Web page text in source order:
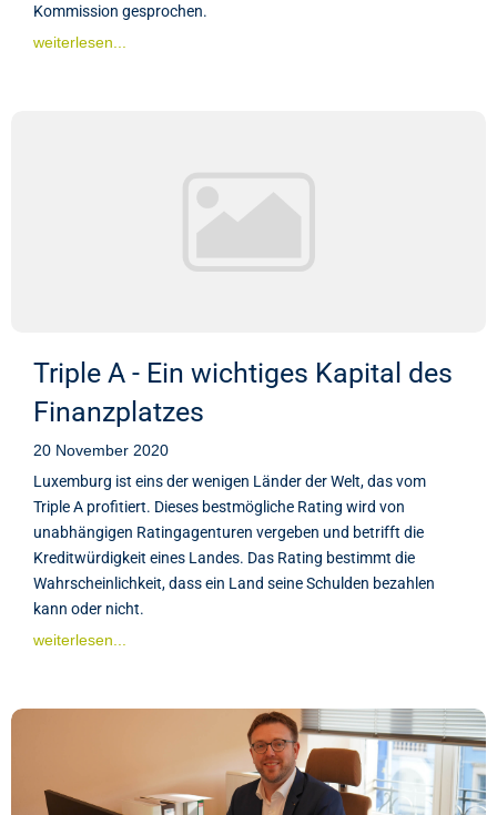
Kommission gesprochen.
weiterlesen...
Triple A - Ein wichtiges Kapital des
Finanzplatzes
20 November 2020
Luxemburg ist eins der wenigen Länder der Welt, das vom
Triple A profitiert. Dieses bestmögliche Rating wird von
unabhängigen Ratingagenturen vergeben und betrifft die
Kreditwürdigkeit eines Landes. Das Rating bestimmt die
Wahrscheinlichkeit, dass ein Land seine Schulden bezahlen
kann oder nicht.
weiterlesen...